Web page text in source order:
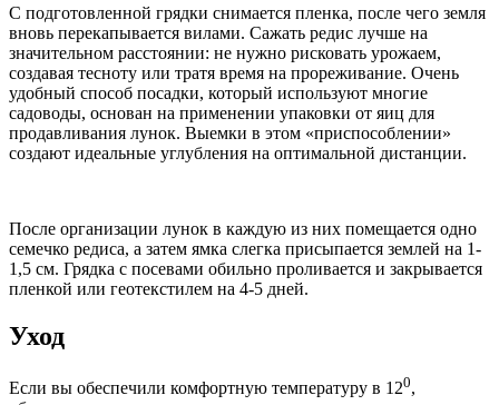
С подготовленной грядки снимается пленка, после чего земля
вновь перекапывается вилами. Сажать редис лучше на
значительном расстоянии: не нужно рисковать урожаем,
создавая тесноту или тратя время на прореживание. Очень
удобный способ посадки, который используют многие
садоводы, основан на применении упаковки от яиц для
продавливания лунок. Выемки в этом «приспособлении»
создают идеальные углубления на оптимальной дистанции.
После организации лунок в каждую из них помещается одно
семечко редиса, а затем ямка слегка присыпается землей на 1-
1,5 см. Грядка с посевами обильно проливается и закрывается
пленкой или геотекстилем на 4-5 дней.
Уход
Если вы обеспечили комфортную температуру в 120,